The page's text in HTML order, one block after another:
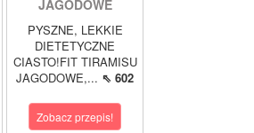
JAGODOWE
PYSZNE, LEKKIE
DIETETYCZNE
CIASTO!FIT TIRAMISU
JAGODOWE,... ⇖ 602
Zobacz przepis!